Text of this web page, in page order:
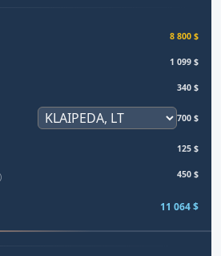
8 800 $
1 099 $
340 $
700 $
125 $
450 $
11 064 $